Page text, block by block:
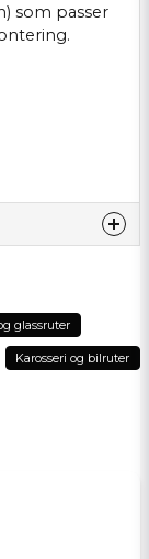
som passer
glassruter
Karosseri og bilruter